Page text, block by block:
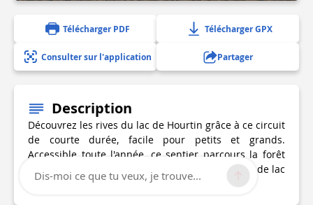
Télécharger PDF Télécharger GPX
Consulter sur l'application Partager
Description
Découvrez les rives du lac de Hourtin grâce à ce circuit
de courte durée, facile pour petits et grands.
Accessible toute l'année, ce sentier parcours la forêt
de pins et de chênes et vous amène en bordure de lac
pour des point de vue magnifiques.
Dis-moi ce que tu veux, je trouve...